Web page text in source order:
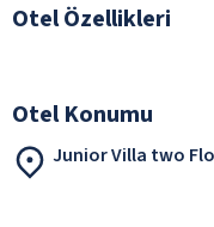
Otel Özellikleri
Otel Konumu
Junior Villa two